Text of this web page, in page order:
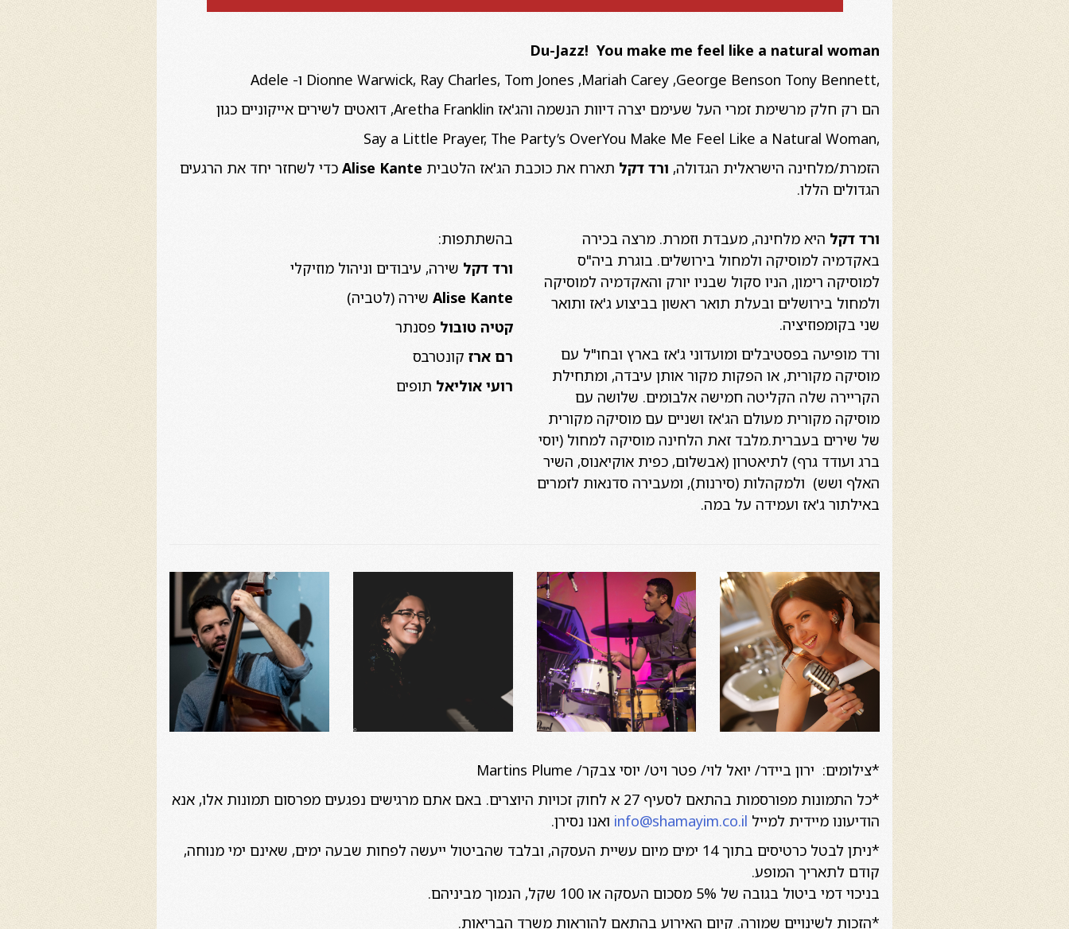
Du-Jazz! You make me feel like a natural woman
Tony Bennett,
George Benson
,
Mariah Carey
,
Dionne Warwick, Ray Charles, Tom Jones ו- Adele
הם רק חלק מרשימת זמרי העל שעימם יצרה דיוות הנשמה והג'אז Aretha Franklin, דואטים לשירים אייקוניים כגון
,Say a Little Prayer, The Party’s OverYou Make Me Feel Like a Natural Woman
הזמרת/מלחינה הישראלית הגדולה, ורד דקל תארח את כוכבת הג'אז הלטבית Alise Kante כדי לשחזר יחד את הרגעים
הגדולים הללו.
בהשתתפות:
ורד דקל שירה, עיבודים וניהול מוזיקלי
Alise Kante שירה (לטביה)
קטיה טובול פסנתר
רם ארז קונטרבס
רועי אוליאל תופים
ורד דקל היא מלחינה, מעבדת וזמרת. מרצה בכירה
באקדמיה למוסיקה ולמחול בירושלים. בוגרת ביה"ס
למוסיקה רימון, הניו סקול שבניו יורק והאקדמיה למוסיקה
ולמחול בירושלים ובעלת תואר ראשון בביצוע ג'אז ותואר
שני בקומפוזיציה.
ורד מופיעה בפסטיבלים ומועדוני ג'אז בארץ ובחו"ל עם
מוסיקה מקורית, או הפקות מקור אותן עיבדה, ומתחילת
הקריירה שלה הקליטה חמישה אלבומים. שלושה עם
מוסיקה מקורית מעולם הג'אז ושניים עם מוסיקה מקורית
של שירים בעברית.מלבד זאת הלחינה מוסיקה למחול (יוסי
ברג ועודד גרף) לתיאטרון (אבשלום, כפית אוקיאנוס, השיר
האלף ושש) ולמקהלות (סירנות), ומעבירה סדנאות לזמרים
באילתור ג'אז ועמידה על במה.
*צילומים: ירון ביידר/ יואל לוי/ פטר ויט/ יוסי צבקר/ Martins Plume
*כל התמונות מפורסמות בהתאם לסעיף 27 א לחוק זכויות היוצרים. באם אתם מרגישים נפגעים מפרסום תמונות אלו, אנא
הודיעונו מיידית למייל info@shamayim.co.il ואנו נסירן.
*ניתן לבטל כרטיסים בתוך 14 ימים מיום עשיית העסקה, ובלבד שהביטול ייעשה לפחות שבעה ימים, שאינם ימי מנוחה,
קודם לתאריך המופע.
בניכוי דמי ביטול בגובה של 5% מסכום העסקה או 100 שקל, הנמוך מביניהם.
*הזכות לשינויים שמורה. קיום האירוע בהתאם להוראות משרד הבריאות.